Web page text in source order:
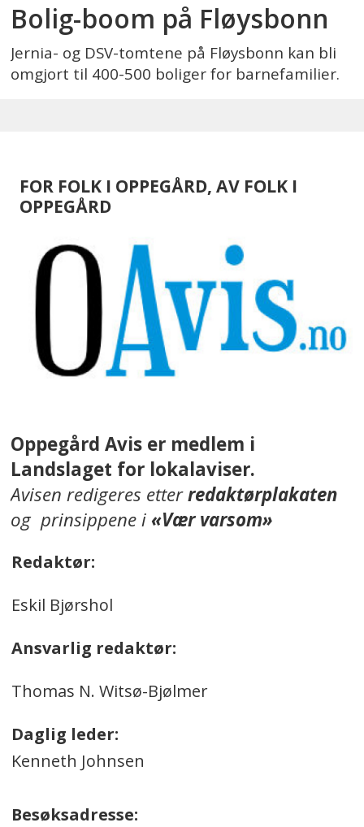
Bolig-boom på Fløysbonn
Jernia- og DSV-tomtene på Fløysbonn kan bli
omgjort til 400-500 boliger for barnefamilier.
FOR FOLK I OPPEGÅRD, AV FOLK I
OPPEGÅRD
Oppegård Avis er medlem i
Landslaget for lokalaviser.
Avisen redigeres etterredaktørplakaten
og prinsippene i«Vær varsom»
Redaktør:
Eskil Bjørshol
Ansvarlig redaktør:
Thomas N. Witsø-Bjølmer
Daglig leder:
Kenneth Johnsen
Besøksadresse: